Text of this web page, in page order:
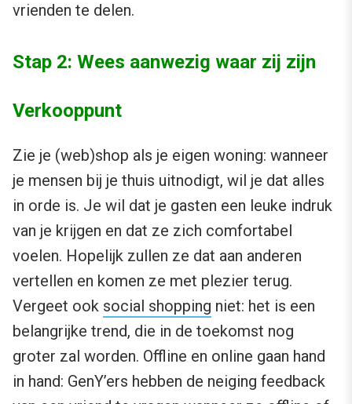
vrienden te delen.
Stap 2: Wees aanwezig waar zij zijn
Verkooppunt
Zie je (web)shop als je eigen woning: wanneer
je mensen bij je thuis uitnodigt, wil je dat alles
in orde is. Je wil dat je gasten een leuke indruk
van je krijgen en dat ze zich comfortabel
voelen. Hopelijk zullen ze dat aan anderen
vertellen en komen ze met plezier terug.
Vergeet ook social shopping niet: het is een
belangrijke trend, die in de toekomst nog
groter zal worden. Offline en online gaan hand
in hand: GenY’ers hebben de neiging feedback